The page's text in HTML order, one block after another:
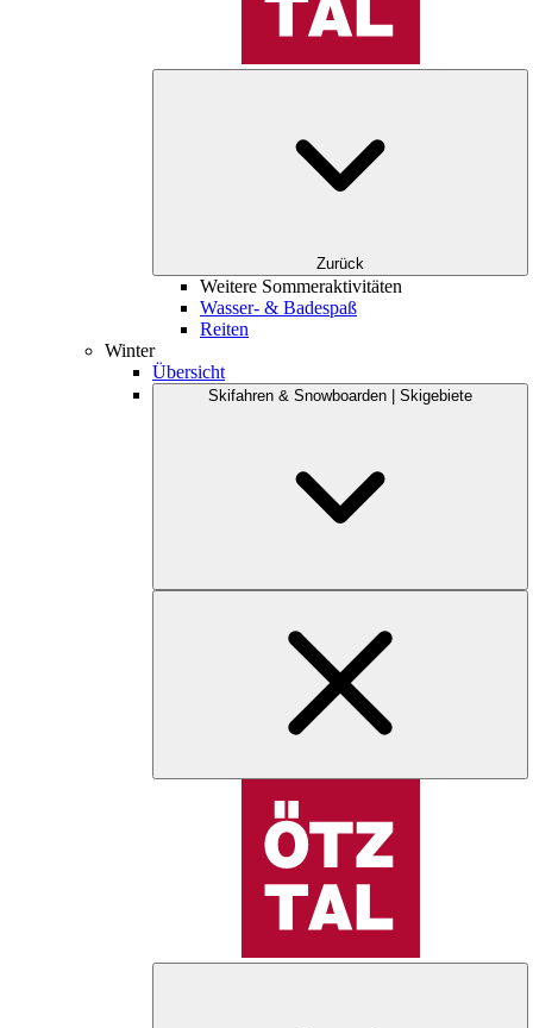
Zurück
Weitere Sommeraktivitäten
Wasser- & Badespaß
Reiten
Winter
Übersicht
Skifahren & Snowboarden | Skigebiete